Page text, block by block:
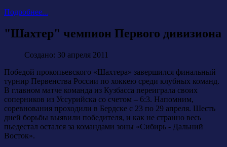
Подробнее...
"Шахтер" чемпион Первого дивизиона
Создано: 30 апреля 2011
Победой прокопьевского «Шахтера» завершился финальный
турнир Первенства России по хоккею среди клубных команд.
В главном матче команда из Кузбасса переиграла своих
соперников из Уссурийска со счетом – 6:3. Напомним,
соревнования проходили в Бердске с 23 по 29 апреля. Шесть
дней борьбы выявили победителя, и как не странно весь
пьедестал остался за командами зоны «Сибирь - Дальний
Восток».